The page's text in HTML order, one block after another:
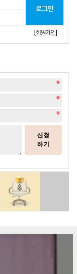
[회원가입]
신청
하기